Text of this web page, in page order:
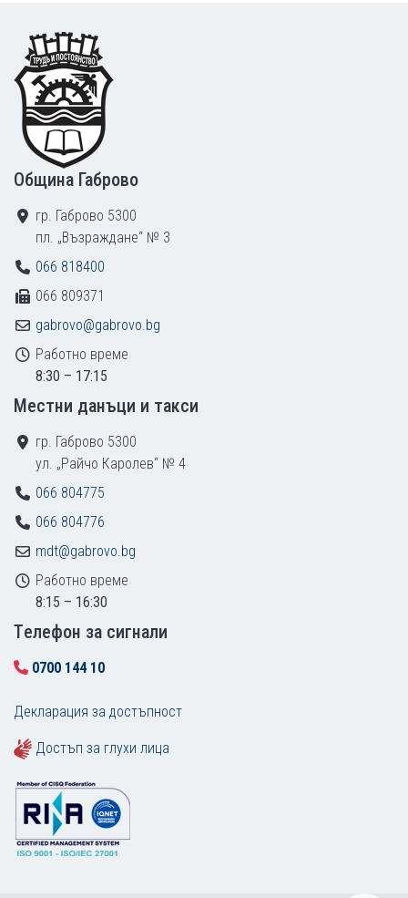
Footer
Община Габрово
гр. Габрово 5300
пл. „Възраждане“ № 3
066 818400
066 809371
gabrovo@gabrovo.bg
Работно време
8:30 – 17:15
Местни данъци и такси
гр. Габрово 5300
ул. „Райчо Каролев“ № 4
066 804775
066 804776
mdt@gabrovo.bg
Работно време
8:15 – 16:30
Tелефон за сигнали
0700 144 10
Декларация за достъпност
Достъп за глухи лица